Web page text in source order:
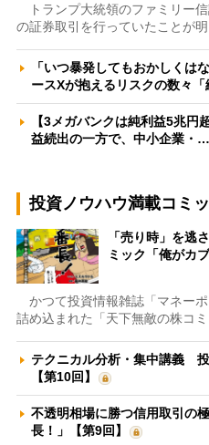
トランプ大統領のファミリー
の証券取引を行っていたことが
「いつ暴発してもおかしくは
ースXが抱えるリスクの数々
【3メガバンクは純利益5兆円
益続出の一方で、中小企業・…
投資ノウハウ満載コミ
「売り時」を逃
ミック「俺がカ
かつて投資情報雑誌「マネー
詰め込まれた「天下無敵の株コ
テクニカル分析・集中講義 投
【第10回】
不透明相場に勝つ信用取引の
長！」【第9回】